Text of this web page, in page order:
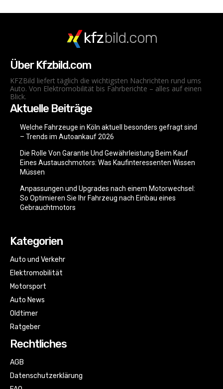
kfzbild.com
Über Kfzbild.com
KFZBild liefert täglich die wichtigsten Nachrichten rund ums
Auto. Von Elektromobilität bis Fahrberichte – alles auf einen
Blick.
Aktuelle Beiträge
Welche Fahrzeuge in Köln aktuell besonders gefragt sind
– Trends im Autoankauf 2026
Die Rolle Von Garantie Und Gewährleistung Beim Kauf
Eines Austauschmotors: Was Kaufinteressenten Wissen
Müssen
Anpassungen und Upgrades nach einem Motorwechsel:
So Optimieren Sie Ihr Fahrzeug nach Einbau eines
Gebrauchtmotors
Kategorien
Auto und Verkehr
Elektromobilität
Motorsport
Auto News
Oldtimer
Ratgeber
Rechtliches
AGB
Datenschutzerklärung